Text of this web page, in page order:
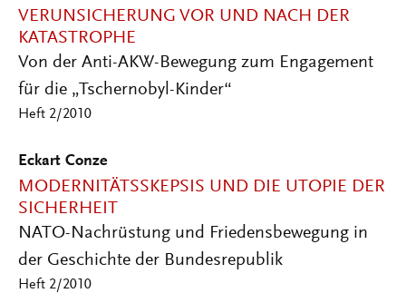
VERUNSICHERUNG VOR UND NACH DER
KATASTROPHE
Von der Anti-AKW-Bewegung zum Engagement
für die „Tschernobyl-Kinder“
Heft 2/2010
Eckart Conze
MODERNITÄTSSKEPSIS UND DIE UTOPIE DER
SICHERHEIT
NATO-Nachrüstung und Friedensbewegung in
der Geschichte der Bundesrepublik
Heft 2/2010